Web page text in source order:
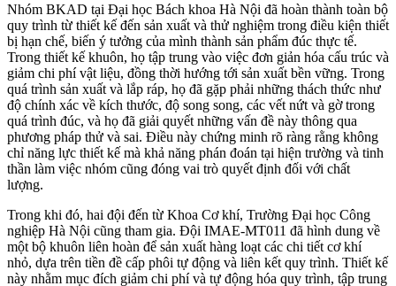
Nhóm BKAD tại Đại học Bách khoa Hà Nội đã hoàn thành toàn bộ
quy trình từ thiết kế đến sản xuất và thử nghiệm trong điều kiện thiết
bị hạn chế, biến ý tưởng của mình thành sản phẩm đúc thực tế.
Trong thiết kế khuôn, họ tập trung vào việc đơn giản hóa cấu trúc và
giảm chi phí vật liệu, đồng thời hướng tới sản xuất bền vững. Trong
quá trình sản xuất và lắp ráp, họ đã gặp phải những thách thức như
độ chính xác về kích thước, độ song song, các vết nứt và gờ trong
quá trình đúc, và họ đã giải quyết những vấn đề này thông qua
phương pháp thử và sai. Điều này chứng minh rõ ràng rằng không
chỉ năng lực thiết kế mà khả năng phán đoán tại hiện trường và tinh
thần làm việc nhóm cũng đóng vai trò quyết định đối với chất
lượng.
Trong khi đó, hai đội đến từ Khoa Cơ khí, Trường Đại học Công
nghiệp Hà Nội cũng tham gia. Đội IMAE-MT011 đã hình dung về
một bộ khuôn liên hoàn để sản xuất hàng loạt các chi tiết cơ khí
nhỏ, dựa trên tiền đề cấp phôi tự động và liên kết quy trình. Thiết kế
này nhằm mục đích giảm chi phí và tự động hóa quy trình, tập trung